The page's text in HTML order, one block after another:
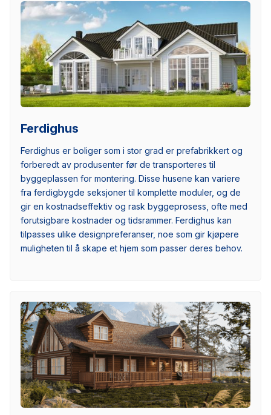
Ferdighus
Ferdighus er boliger som i stor grad er prefabrikkert og
forberedt av produsenter før de transporteres til
byggeplassen for montering. Disse husene kan variere
fra ferdigbygde seksjoner til komplette moduler, og de
gir en kostnadseffektiv og rask byggeprosess, ofte med
forutsigbare kostnader og tidsrammer. Ferdighus kan
tilpasses ulike designpreferanser, noe som gir kjøpere
muligheten til å skape et hjem som passer deres behov.